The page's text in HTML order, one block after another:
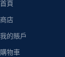
首頁
商店
我的賬戶
購物車